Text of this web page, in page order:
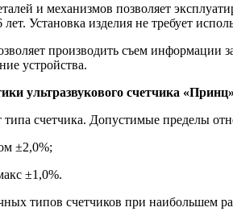
и механизмов позволяет
Установка изделия не требует
производить съем информации
устройства.
ультразвукового счетчика
типа счетчика. Допустимые пределы
±2,0%;
±1,0%.
типов счетчиков при наибольшем